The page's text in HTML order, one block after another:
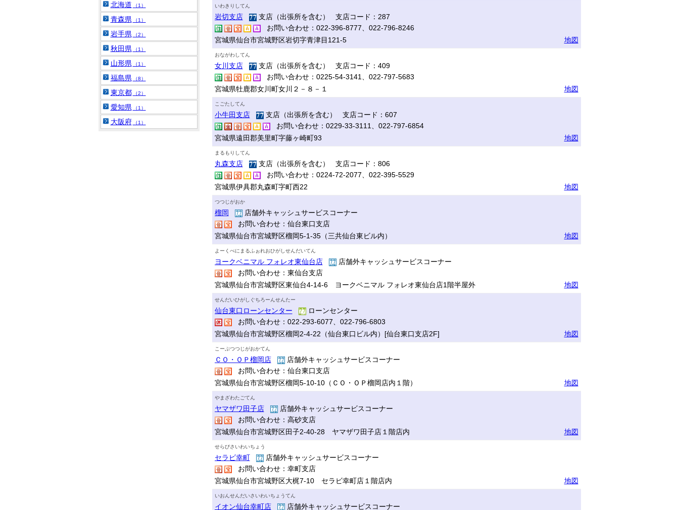
いわきりしてん
岩切支店
支店（出張所を含む） 支店コード：287
お問い合わせ：022-396-8777、022-796-8246
宮城県仙台市宮城野区岩切字青津目121-5
地図
おながわしてん
女川支店
支店（出張所を含む） 支店コード：409
お問い合わせ：0225-54-3141、022-797-5683
宮城県牡鹿郡女川町女川２－８－１
地図
こごたしてん
小牛田支店
支店（出張所を含む） 支店コード：607
お問い合わせ：0229-33-3111、022-797-6854
宮城県遠田郡美里町字藤ヶ崎町93
地図
まるもりしてん
丸森支店
支店（出張所を含む） 支店コード：806
お問い合わせ：0224-72-2077、022-395-5529
宮城県伊具郡丸森町字町西22
地図
つつじがおか
榴岡
店舗外キャッシュサービスコーナー
お問い合わせ：仙台東口支店
宮城県仙台市宮城野区榴岡5-1-35（三共仙台東ビル内）
地図
よーくべにまるふぉれおひがしせんだいてん
ヨークベニマル フォレオ東仙台店
店舗外キャッシュサービスコーナー
お問い合わせ：東仙台支店
宮城県仙台市宮城野区東仙台4-14-6 ヨークベニマル フォレオ東仙台店1階半屋外
地図
せんだいひがしぐちろーんせんたー
仙台東口ローンセンター
ローンセンター
お問い合わせ：022-293-6077、022-796-6803
宮城県仙台市宮城野区榴岡2-4-22（仙台東口ビル内）[仙台東口支店2F]
地図
こーぷつつじがおかてん
ＣＯ・ＯＰ榴岡店
店舗外キャッシュサービスコーナー
お問い合わせ：仙台東口支店
宮城県仙台市宮城野区榴岡5-10-10（ＣＯ・ＯＰ榴岡店内１階）
地図
やまざわたごてん
ヤマザワ田子店
店舗外キャッシュサービスコーナー
お問い合わせ：高砂支店
宮城県仙台市宮城野区田子2-40-28 ヤマザワ田子店１階店内
地図
せらびさいわいちょう
セラビ幸町
店舗外キャッシュサービスコーナー
お問い合わせ：幸町支店
宮城県仙台市宮城野区大梶7-10 セラビ幸町店１階店内
地図
いおんせんだいさいわいちょうてん
イオン仙台幸町店 店舗外キャッシュサービスコーナー
北海道 （1）
青森県 （1）
岩手県 （2）
秋田県 （1）
山形県 （1）
福島県 （8）
東京都 （2）
愛知県 （1）
大阪府 （1）